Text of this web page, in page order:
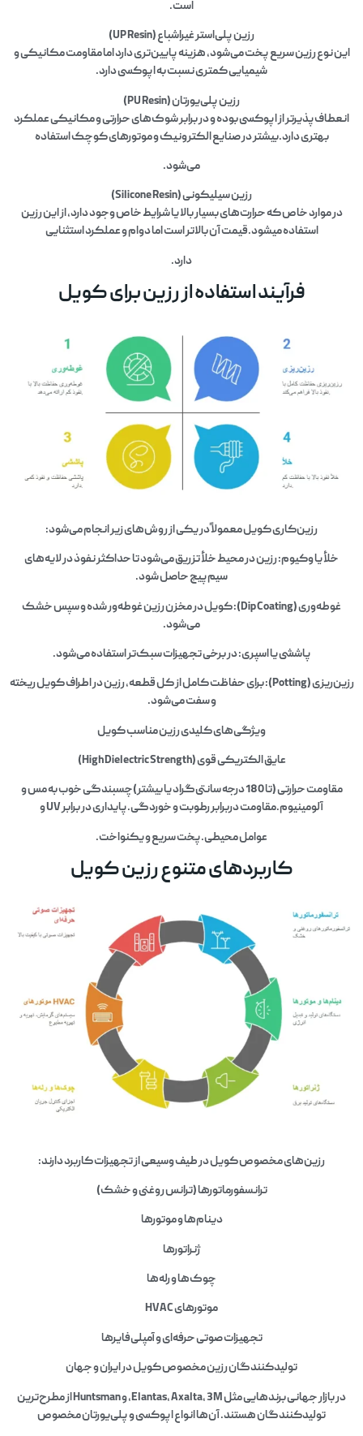
است.
رزین پلی‌استر غیراشباع (UP Resin)
این نوع رزین سریع پخت می‌شود، هزینه پایین‌تری دارد اما مقاومت مکانیکی و
شیمیایی کمتری نسبت به اپوکسی دارد.
رزین پلی‌یورتان (PU Resin)
انعطاف‌پذیرتر از اپوکسی بوده و در برابر شوک‌های حرارتی و مکانیکی عملکرد
بهتری دارد.بیشتر در صنایع الکترونیک و موتورهای کوچک استفاده
می‌شود.
رزین سیلیکونی (Silicone Resin)
در موارد خاص که حرارت‌های بسیار بالا یا شرایط خاص وجود دارد، از این رزین
استفاده میشود.قیمت آن بالاتر است اما دوام و عملکرد استثنایی
دارد.
فرآیند استفاده از رزین برای کویل
رزین‌کاری کویل معمولاً در یکی از روش‌های زیر انجام می‌شود:
خلأ یا وکیوم: رزین در محیط خلأ تزریق می‌شود تا حداکثر نفوذ در لایه‌های
سیم‌پیچ حاصل شود.
غوطه‌وری (Dip Coating): کویل در مخزن رزین غوطه‌ور شده و سپس خشک
می‌شود.
پاششی یا اسپری: در برخی تجهیزات سبک‌تر استفاده می‌شود.
رزین‌ریزی (Potting): برای حفاظت کامل از کل قطعه، رزین در اطراف کویل ریخته
و سفت می‌شود.
ویژگی‌های کلیدی رزین مناسب کویل
عایق الکتریکی قوی (High Dielectric Strength)
مقاومت حرارتی (تا 180 درجه سانتی‌گراد یا بیشتر)چسبندگی خوب به مس و
آلومینیوم.مقاومت دربرابر رطوبت و خوردگی.پایداری در برابر UV و
عوامل محیطی.پخت سریع و یکنواخت.
کاربردهای متنوع رزین کویل
رزین‌های مخصوص کویل در طیف وسیعی از تجهیزات کاربرد دارند:
ترانسفورماتورها (ترانس روغنی و خشک)
دینام‌ها و موتورها
ژنراتورها
چوک‌ها و رله‌ها
موتورهای HVAC
تجهیزات صوتی حرفه‌ای و آمپلی‌فایرها
تولیدکنندگان رزین مخصوص کویل در ایران و جهان
در بازار جهانی برندهایی مثل Elantas, Axalta, 3M, و Huntsman از مطرح‌ترین
تولیدکنندگان هستند. آن‌ها انواع اپوکسی و پلی‌یورتان مخصوص